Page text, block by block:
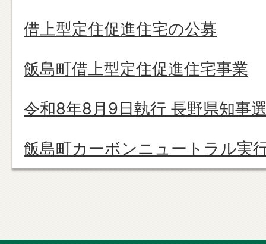
借上型定住促進住宅の公募
飯島町借上型定住促進住宅事業
令和8年8月9日執行 長野県知事
飯島町カーボンニュートラル実